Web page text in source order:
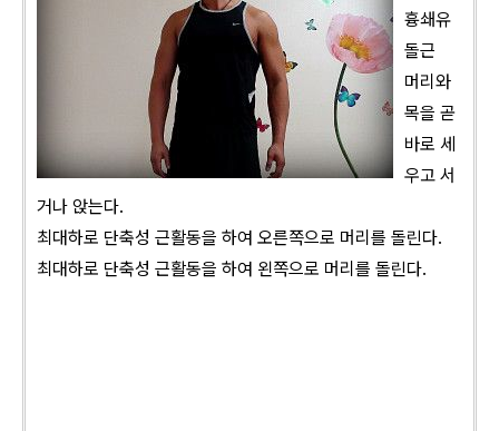
흉쇄유
돌근
머리와
목을 곧
바로 세
우고 서
거나 앉는다.
최대하로 단축성 근활동을 하여 오른쪽으로 머리를 돌린다.
최대하로 단축성 근활동을 하여 왼쪽으로 머리를 돌린다.